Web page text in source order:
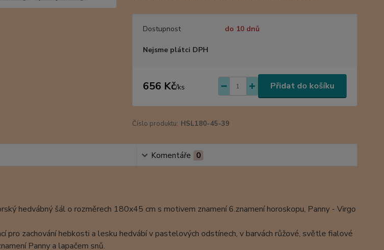
Dostupnost do 10 dnů
Nejsme plátci DPH
656 Kč/ks Přidat do košíku
Číslo produktu: HSL180-45-39
Komentáře 0
hedvábný šál o rozměrech 180x45 cm s motivem znamení 6.znamení horoskopu, Panny - Virgo
pro zachování hebkosti a lesku hedvábí v pastelových odstínech, v barvách růžové, světle fialové
Panny a lapačem snů.